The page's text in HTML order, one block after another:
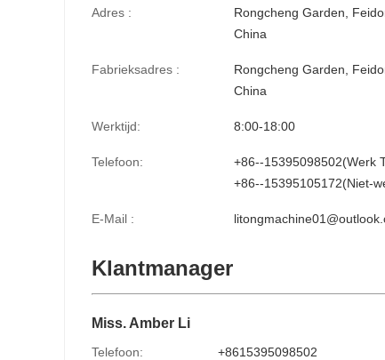
Adres :
Rongcheng Garden,
China
Fabrieksadres :
Rongcheng Garden,
China
Werktijd: 8:00-18:00
Telefoon:
+86--15395098502(Werk
+86--15395105172(Niet-
E-Mail :
Klantmanager
Miss. Amber Li
Telefoon: +8615395098502